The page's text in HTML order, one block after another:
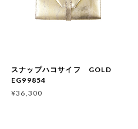
スナップハコサイフ GOLD
EG99854
¥36,300